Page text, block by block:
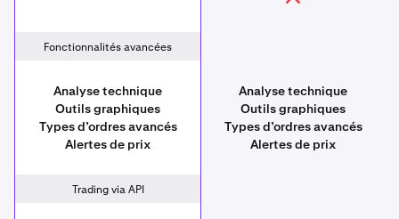
Fonctionnalités avancées
Analyse technique
Outils graphiques
Types d’ordres avancés
Alertes de prix
Analyse technique
Outils graphiques
Types d’ordres avancés
Alertes de prix
Trading via API